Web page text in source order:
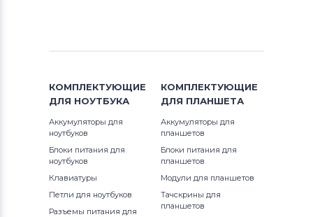
Модули и экраны для смартфонов
Модули и экраны для смартфонов
Highscreen
Модули и экраны для смартфонов
Nokia
КОМПЛЕКТУЮЩИЕ
ДЛЯ НОУТБУКА
Аккумуляторы для
ноутбуков
Блоки питания для
ноутбуков
Клавиатуры
Петли для ноутбуков
Разъемы питания для
КОМПЛЕКТУЮЩИЕ
ДЛЯ ПЛАНШЕТА
Аккумуляторы для
планшетов
Блоки питания для
планшетов
Модули для планшетов
Тачскрины для
планшетов